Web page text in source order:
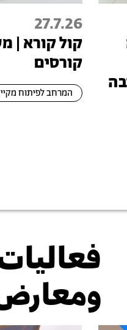
27.7.26
קול קורא |
קורסים
המרחב לפיתוח